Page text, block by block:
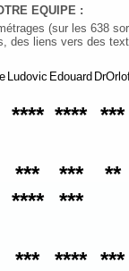
EQUIPE :
(sur les 638
des liens vers des
Ludovic Edouard
**** **** ***
*** *** **
**** ***
*** **** ***